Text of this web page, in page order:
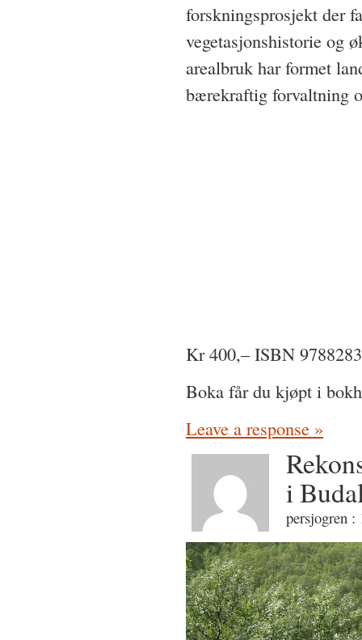
forskningsprosjekt der
vegetasjonshistorie og
arealbruk har formet
bærekraftig forvaltning
Kr 400,– ISBN
Boka får du kjøpt i
Leave a response »
i
persjogren